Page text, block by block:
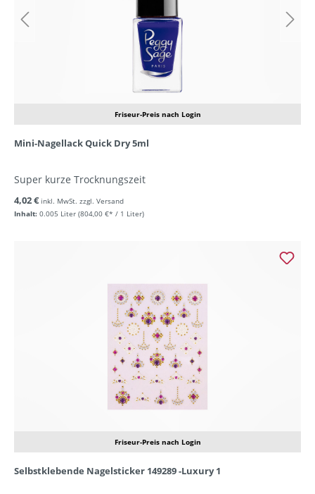
Friseur-Preis nach Login
Mini-Nagellack Quick Dry 5ml
Super kurze Trocknungszeit
Inhalt: 0.005 Liter (804,00 €* / 1 Liter)
4,02 € inkl. MwSt. zzgl. Versand
Friseur-Preis nach Login
Selbstklebende Nagelsticker 149289 -Luxury 1